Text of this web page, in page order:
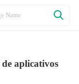
aplicativos